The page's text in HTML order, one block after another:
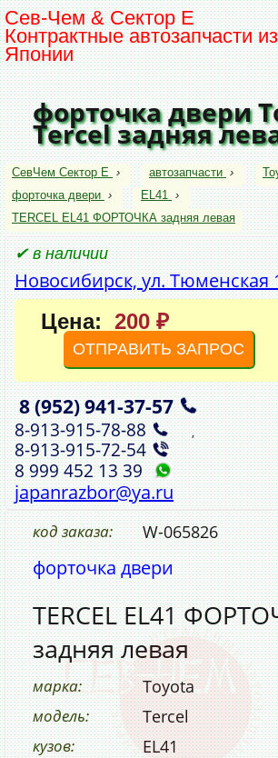
Сев-Чем & Сектор Е
Контрактные автозапчасти из
Японии
форточка двери
Tercel задняя
СевЧем Сектор Е › автозапчасти ›
форточка двери › EL41 ›
TERCEL EL41 ФОРТОЧКА задняя левая
✔ в наличии
Новосибирск, ул. Тюменская
Цена: 200 ₽
ОТПРАВИТЬ ЗАПРОС
8 (952)941‑37‑57 ,
8‑913‑915‑78‑88 ,
8‑913‑915‑72‑54
8 999 452 13 39
japanrazbor@ya.ru
код заказа: W-065826
форточка двери
TERCEL EL41
задняя левая
марка: Toyota
модель: Tercel
кузов: EL41